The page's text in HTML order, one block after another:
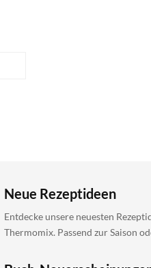
Neue Rezeptideen
Entdecke unsere neuesten
Thermomix. Passend zur Saison